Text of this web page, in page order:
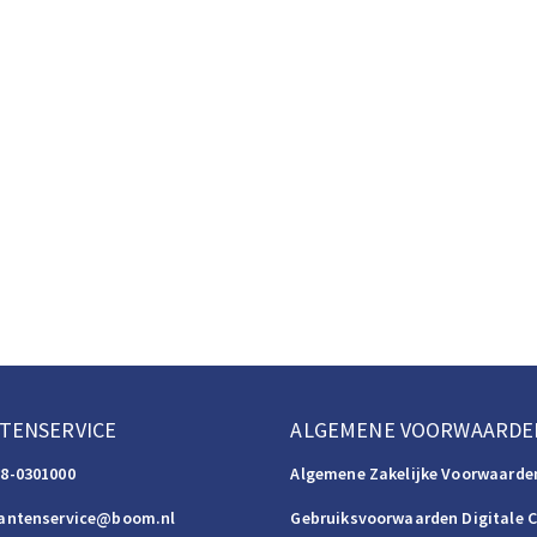
0301000
ALGEMENE
Algemene Zakelijke
Gebruiksvoorwaarden Digitale